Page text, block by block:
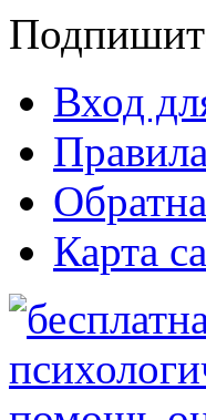
Вход
Карта